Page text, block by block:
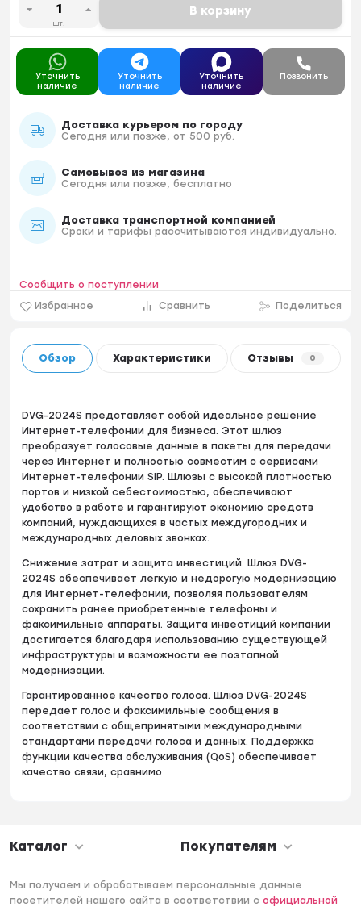
шт.
В корзину
Уточнить
наличие
Уточнить
наличие
Уточнить
наличие
Позвонить
Доставка курьером по городу
Сегодня или позже, от 500 руб.
Самовывоз из магазина
Сегодня или позже, бесплатно
Доставка транспортной компанией
Сроки и тарифы рассчитываются индивидуально.
Избранное Сравнить Поделиться
Сообщить о поступлении
Обзор Характеристики Отзывы 0
DVG-2024S представляет собой идеальное решение
Интернет-телефонии для бизнеса. Этот шлюз
преобразует голосовые данные в пакеты для передачи
через Интернет и полностью совместим с сервисами
Интернет-телефонии SIP. Шлюзы с высокой плотностью
портов и низкой себестоимостью, обеспечивают
удобство в работе и гарантируют экономию средств
компаний, нуждающихся в частых междугородних и
международных деловых звонках.
Снижение затрат и защита инвестиций. Шлюз DVG-
2024S обеспечивает легкую и недорогую модернизацию
для Интернет-телефонии, позволяя пользователям
сохранить ранее приобретенные телефоны и
факсимильные аппараты. Защита инвестиций компании
достигается благодаря использованию существующей
инфраструктуры и возможности ее поэтапной
модернизации.
Гарантированное качество голоса. Шлюз DVG-2024S
передает голос и факсимильные сообщения в
соответствии с общепринятыми международными
стандартами передачи голоса и данных. Поддержка
функции качества обслуживания (QoS) обеспечивает
качество связи, сравнимо
Каталог Покупателям
Мы получаем и обрабатываем персональные данные
посетителей нашего сайта в соответствии софициальной